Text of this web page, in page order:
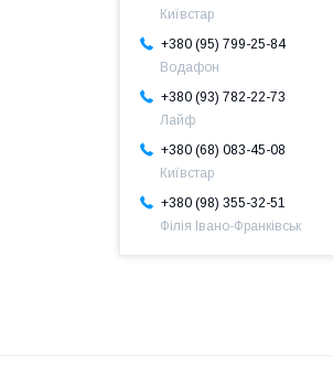
Київстар
+380 (95) 799-25-84
Водафон
+380 (93) 782-22-73
Лайф
+380 (68) 083-45-08
Київстар
+380 (98) 355-32-51
Філія Івано-Франківськ